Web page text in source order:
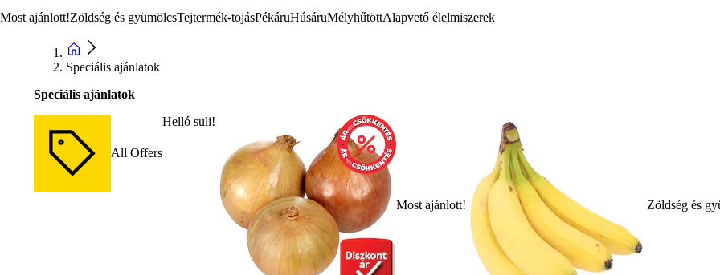
Most ajánlott!Zöldség és gyümölcsTejtermék-tojásPékáruHúsáruMélyhűtöttAlapvető élelmiszerek
Speciális ajánlatok
Speciális ajánlatok
All Offers
Helló suli!
Most ajánlott! Zöldség és